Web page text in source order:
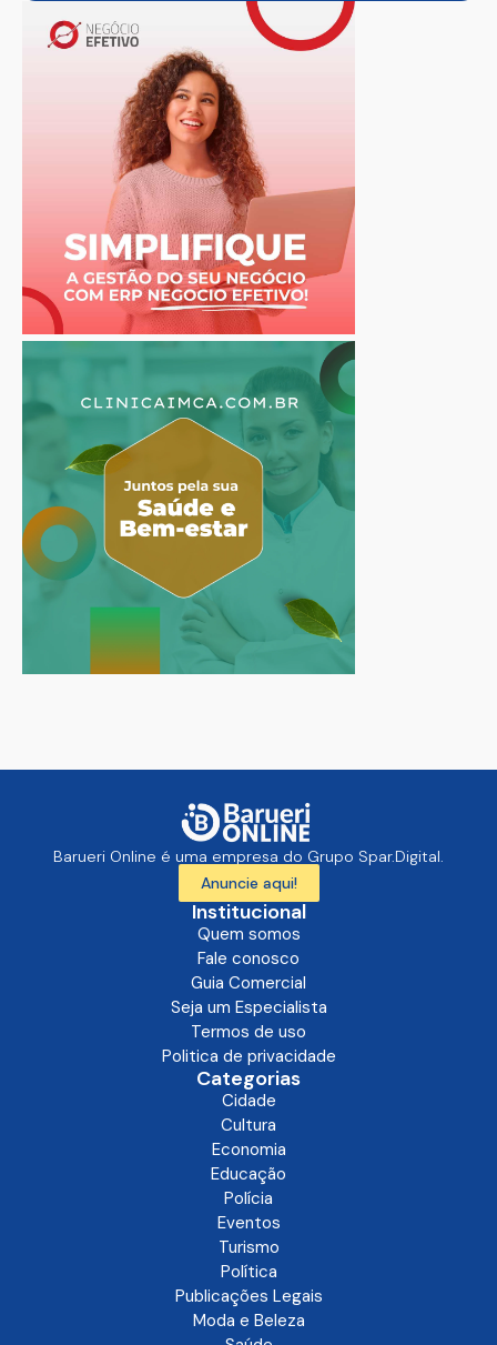
Barueri Online é uma empresa do Grupo Spar.Digital.
Anuncie aqui!
Institucional
Quem somos
Fale conosco
Guia Comercial
Seja um Especialista
Termos de uso
Politica de privacidade
Categorias
Cidade
Cultura
Economia
Educação
Polícia
Eventos
Turismo
Política
Publicações Legais
Moda e Beleza